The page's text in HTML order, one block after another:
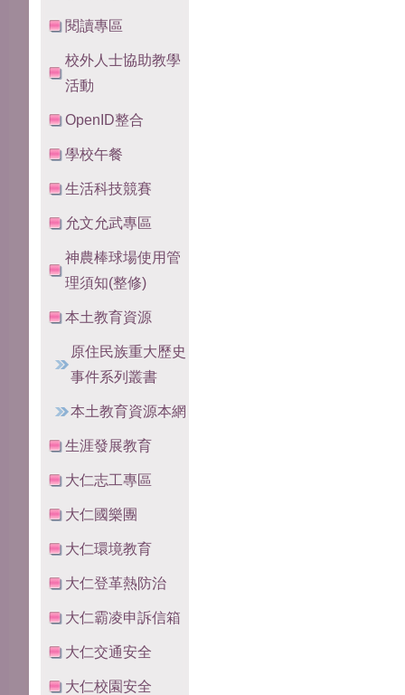
閱讀專區
校外人士協助教學
活動
OpenID整合
學校午餐
生活科技競賽
允文允武專區
神農棒球場使用管
理須知(整修)
本土教育資源
原住民族重大歷史
事件系列叢書
本土教育資源本網
生涯發展教育
大仁志工專區
大仁國樂團
大仁環境教育
大仁登革熱防治
大仁霸凌申訴信箱
大仁交通安全
大仁校園安全